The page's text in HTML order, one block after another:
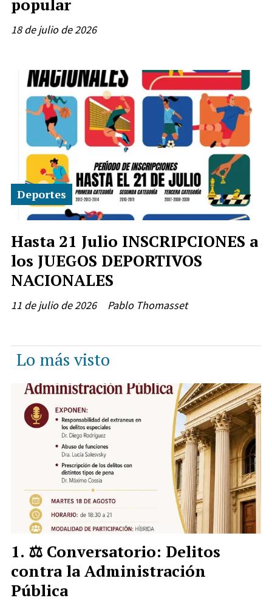
popular
18 de julio de 2026
Hasta 21 Julio INSCRIPCIONES a
los JUEGOS DEPORTIVOS
NACIONALES
Pablo Thomasset
Deportes
11 de julio de 2026
Lo más visto
⚖️ Conversatorio: Delitos
contra la Administración
Pública